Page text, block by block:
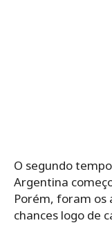
O segundo
Argentina
Porém, foram os
chances logo de